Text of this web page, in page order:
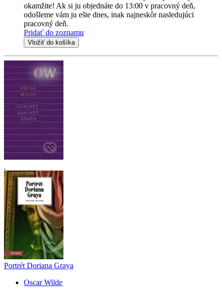
okamžite! Ak si ju objednáte do 13:00 v pracovný deň,
odošleme vám ju ešte dnes, inak najneskôr nasledujúci
pracovný deň.
Pridať do zoznamu
Vložiť do košíka
Portrét Doriana Graya
Oscar Wilde